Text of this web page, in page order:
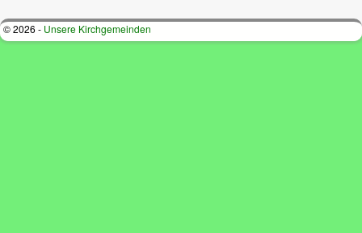
© 2026 - Unsere Kirchgemeinden